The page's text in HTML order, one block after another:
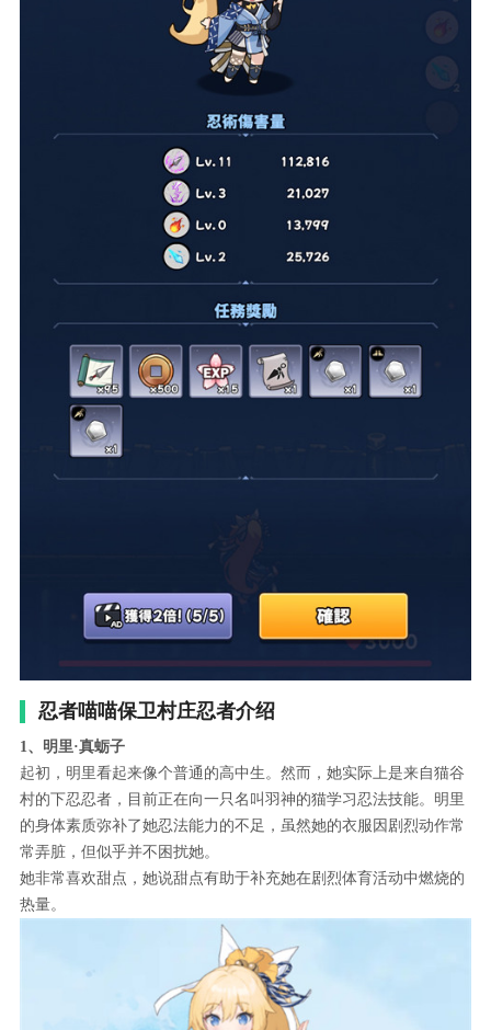
忍者喵喵保卫村庄忍者介绍
1、明里·真蛎子
起初，明里看起来像个普通的高中生。然而，她实际上是来自猫谷
村的下忍忍者，目前正在向一只名叫羽神的猫学习忍法技能。明里
的身体素质弥补了她忍法能力的不足，虽然她的衣服因剧烈动作常
常弄脏，但似乎并不困扰她。
她非常喜欢甜点，她说甜点有助于补充她在剧烈体育活动中燃烧的
热量。